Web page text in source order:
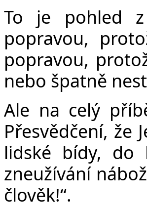
To je pohled
popravou,
popravou,
nebo špatně
Ale na celý
Přesvědčení, že
lidské bídy, do
zneužívání
člověk!“.